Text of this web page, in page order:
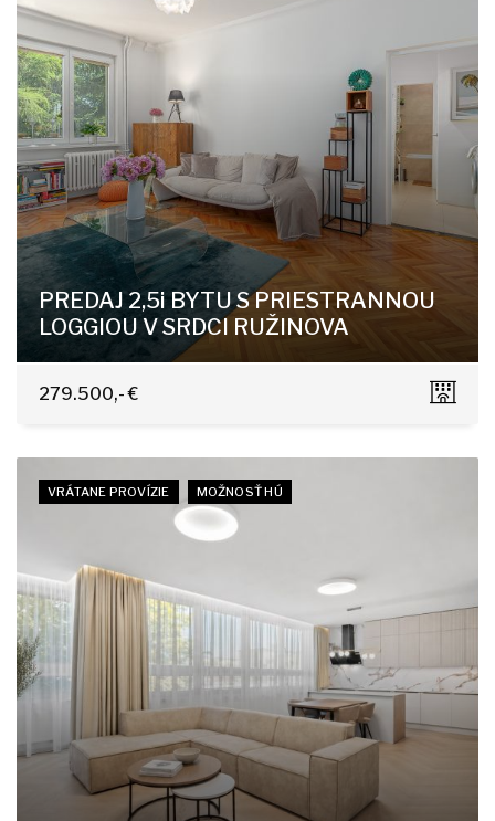
PREDAJ 2,5i BYTU S PRIESTRANNOU
LOGGIOU V SRDCI RUŽINOVA
Jadrová 13, Bratislava-Ružinov
279.500,- €
VRÁTANE PROVÍZIE MOŽNOSŤ HÚ